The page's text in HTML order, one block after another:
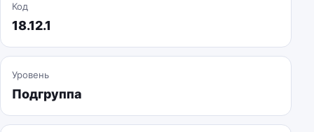
Код
18.12.1
Уровень
Подгруппа